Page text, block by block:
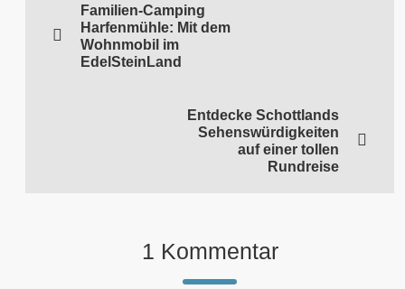
Familien-Camping
Harfenmühle: Mit dem
Wohnmobil im
EdelSteinLand
Entdecke Schottlands
Sehenswürdigkeiten
auf einer tollen
Rundreise
1 Kommentar